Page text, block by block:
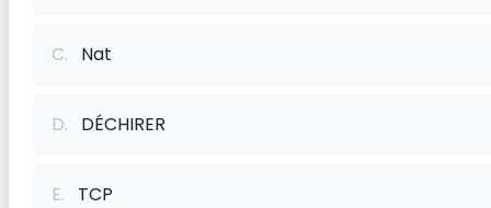
C. Nat
D. DÉCHIRER
E. TCP